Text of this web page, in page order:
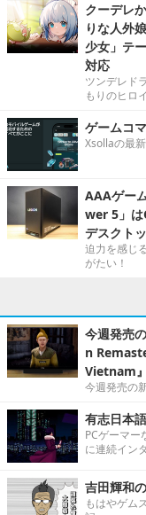
クーデレ
りな人外
少女」テ
対応
ツンデレド
もりのヒロ
ゲームコ
Xsollaの最
AAAゲー
wer 5」は
デスクト
迫力を感じ
がたい！
今週発売
n
Vietnam
今週発売の
有志日本
PCゲーマ
に連続イン
吉田輝和
もはやゲム